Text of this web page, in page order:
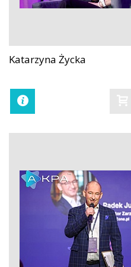
zobacz
Katarzyna Życka